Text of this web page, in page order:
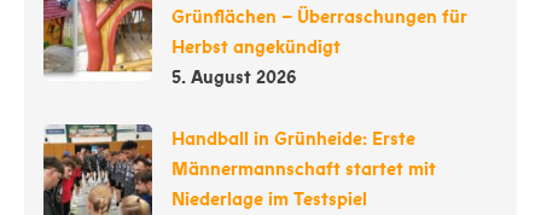
Grünflächen – Überraschungen für
Herbst angekündigt
5. August 2026
Handball in Grünheide: Erste
Männermannschaft startet mit
Niederlage im Testspiel